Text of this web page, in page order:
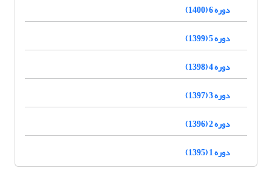
دوره 6 (1400)
دوره 5 (1399)
دوره 4 (1398)
دوره 3 (1397)
دوره 2 (1396)
دوره 1 (1395)